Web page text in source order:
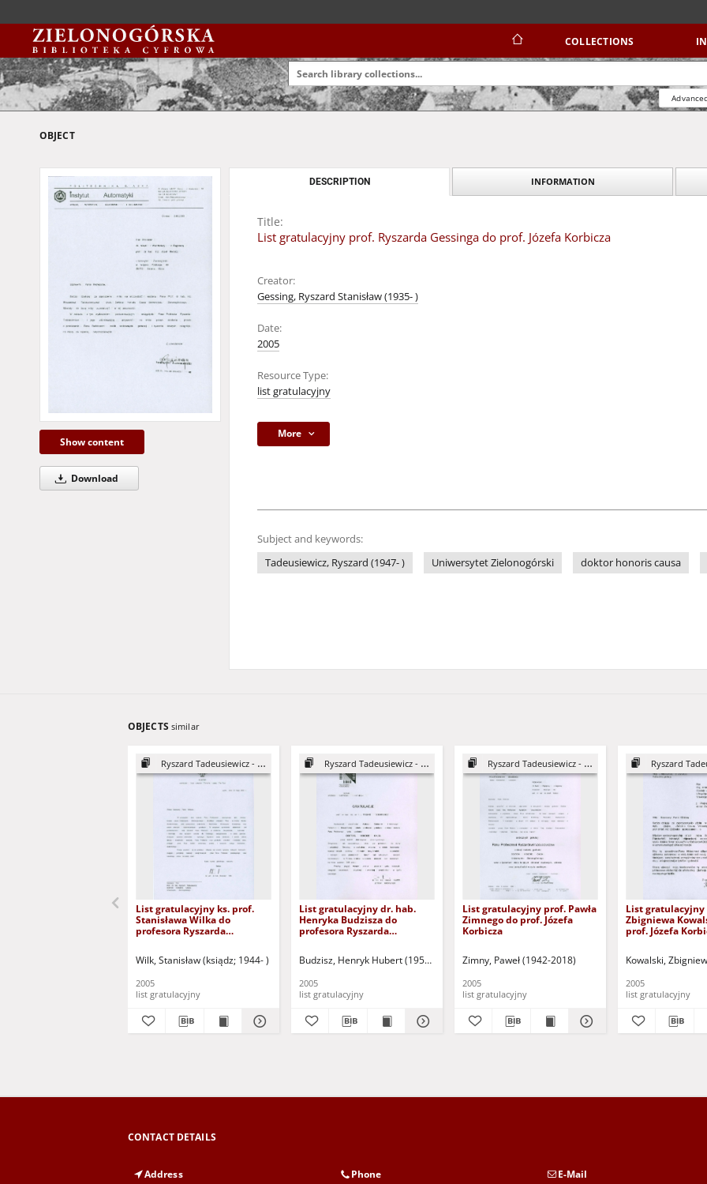
COLLECTIONS
OBJECT
Show content
Download
DESCRIPTION INFORMATION
Title:
List gratulacyjny prof. Ryszarda Gessinga do prof. Józefa Korbicza
Creator:
Gessing, Ryszard Stanisław (1935- )
Date:
2005
Resource Type:
list gratulacyjny
More
Subject and keywords:
Tadeusiewicz, Ryszard (1947- )
Uniwersytet Zielonogórski doktor honoris causa
OBJECTS similar
Ryszard Tadeusiewicz - DHC
List gratulacyjny ks. prof.
Stanisława Wilka do
profesora Ryszarda
Wilk, Stanisław (ksiądz; 1944- )
2005
list gratulacyjny
Ryszard Tadeusiewicz - DHC
List gratulacyjny dr. hab.
Henryka Budzisza do
profesora Ryszarda
Budzisz, Henryk Hubert (1950- )
2005
list gratulacyjny
Ryszard Tadeusiewicz - DHC
List gratulacyjny prof. Pawła
Zimnego do prof. Józefa
Korbicza
Zimny, Paweł (1942-2018)
2005
list gratulacyjny
Ryszard
List gratulacyjny
Zbigniewa
prof. Józefa
Kowalski,
2005
list gratulacyjny
CONTACT DETAILS
Address Phone E-Mail